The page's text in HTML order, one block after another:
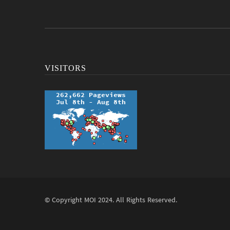
VISITORS
© Copyright MOI 2024. All Rights Reserved.